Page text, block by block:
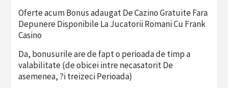
Oferte acum Bonus adaugat De Cazino Gratuite Fara
Depunere Disponibile La Jucatorii Romani Cu Frank
Casino
Da, bonusurile are de fapt o perioada de timp a
valabilitate (de obicei intre necasatorit De
asemenea, ?i treizeci Perioada)